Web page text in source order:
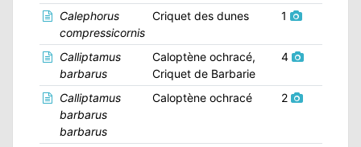
Calephorus
compressicornis
Criquet des dunes 1
Calliptamus
barbarus
Caloptène ochracé,
Criquet de Barbarie
4
Calliptamus
barbarus
barbarus
Caloptène ochracé 2